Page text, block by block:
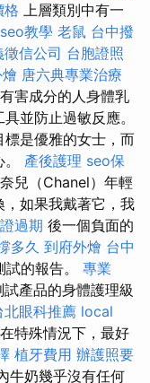
格 上層類別中有一
教學 老鼠 台中撥
徵信公司 台胞證照
唐六典專業治療
害成分的人身體乳
並防止過敏反應。
是優雅的女士，而
產後護理 seo保
兒（Chanel）年輕
如果我戴著它，我
過期 後一個負面的
多久 到府外燴 台中
的報告。 專業
產品的身體護理級
北眼科推薦 local
特殊情況下，最好
植牙費用 辦護照要
牛奶幾乎沒有任何